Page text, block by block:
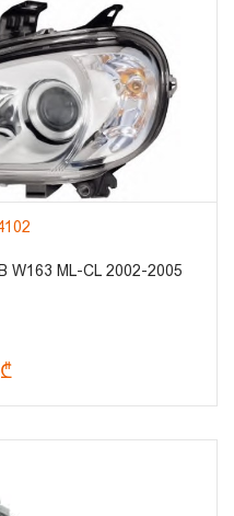
W163 ML-CL 2002-2005